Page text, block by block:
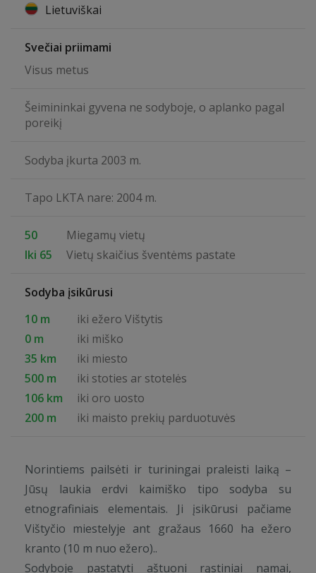
Lietuviškai
Svečiai priimami
Visus metus
Šeimininkai gyvena ne sodyboje, o aplanko pagal
poreikį
Sodyba įkurta 2003 m.
Tapo LKTA nare: 2004 m.
50
Miegamų vietų
Iki 65
Vietų skaičius šventėms pastate
Sodyba įsikūrusi
10 m
iki ežero Vištytis
0 m
iki miško
35 km
iki miesto
500 m
iki stoties ar stotelės
106 km
iki oro uosto
200 m
iki maisto prekių parduotuvės
Norintiems pailsėti ir turiningai praleisti laiką –
Jūsų laukia erdvi kaimiško tipo sodyba su
etnografiniais elementais. Ji įsikūrusi pačiame
Vištyčio miestelyje ant gražaus 1660 ha ežero
kranto (10 m nuo ežero)..
Sodyboje pastatyti aštuoni rąstiniai namai,